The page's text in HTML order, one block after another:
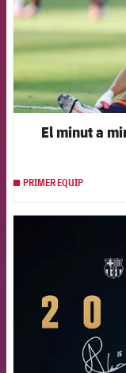
El minut a
PRIMER EQUIP